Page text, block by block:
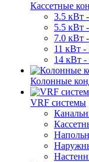
Кассетные
3.5 кВт
5.5 кВт
7.0 кВт
11 кВт
14 кВт
Колонные
VRF системы